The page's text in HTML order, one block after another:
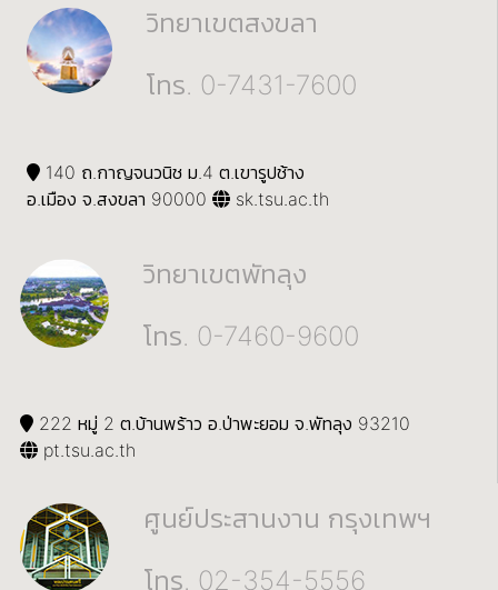
วิทยาเขตสงขลา
โทร. 0-7431-7600
140 ถ.กาญจนวนิช ม.4 ต.เขารูปช้าง
อ.เมือง จ.สงขลา 90000
sk.tsu.ac.th
วิทยาเขตพัทลุง
โทร. 0-7460-9600
222 หมู่ 2 ต.บ้านพร้าว อ.ป่าพะยอม จ.พัทลุง 93210
pt.tsu.ac.th
ศูนย์ประสานงาน กรุงเทพฯ
โทร. 02-354-5556